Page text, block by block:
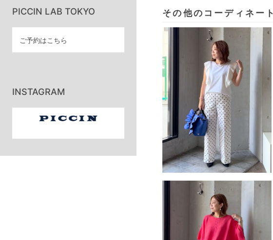
PICCIN LAB TOKYO
ご予約はこちら
INSTAGRAM
その他のコーディネート